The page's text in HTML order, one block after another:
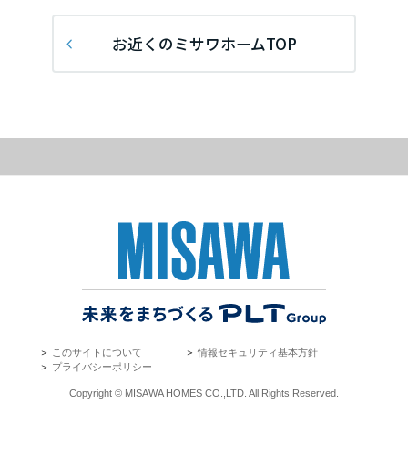
ミサワアイデンティティ
お近くのミサワホームTOP
九州エリア
福岡県
鹿児島県
＞ このサイトについて ＞情報セキュリティ基本方針
＞ プライバシーポリシー
Copyright © MISAWA HOMES CO.,LTD. All Rights Reserved.